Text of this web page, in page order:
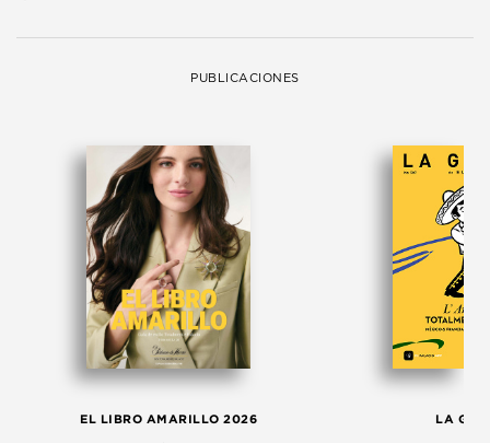
PUBLICACIONES
EL LIBRO AMARILLO 2026 LA